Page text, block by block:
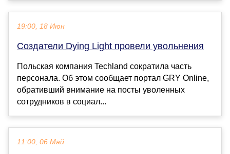
19:00, 18 Июн
Создатели Dying Light провели увольнения
Польская компания Techland сократила часть
персонала. Об этом сообщает портал GRY Online,
обративший внимание на посты уволенных
сотрудников в социал...
11:00, 06 Май